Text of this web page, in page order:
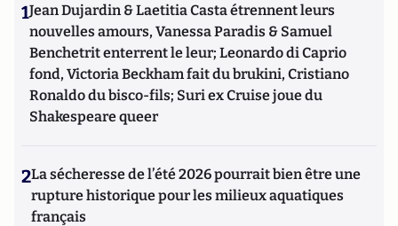
1Jean Dujardin & Laetitia Casta étrennent leurs
nouvelles amours, Vanessa Paradis & Samuel
Benchetrit enterrent le leur; Leonardo di Caprio
fond, Victoria Beckham fait du brukini, Cristiano
Ronaldo du bisco-fils; Suri ex Cruise joue du
Shakespeare queer
2La sécheresse de l’été 2026 pourrait bien être une
rupture historique pour les milieux aquatiques
français